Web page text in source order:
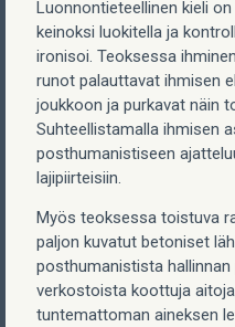
Luonnontieteellinen kieli
keinoksi luokitella ja
ironisoi. Teoksessa
runot palauttavat ihmisen
joukkoon ja purkavat näin
Suhteellistamalla ihmisen
posthumanistiseen
lajipiirteisiin.
Myös teoksessa toistuva
paljon kuvatut betoniset
posthumanistista hallinnan
verkostoista koottuja
tuntemattoman aineksen